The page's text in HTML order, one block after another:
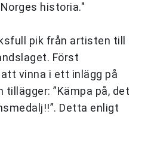
historia."
pik från artisten till
Först
vinna i ett inlägg på
tillägger: ”Kämpa på, det
Detta enligt